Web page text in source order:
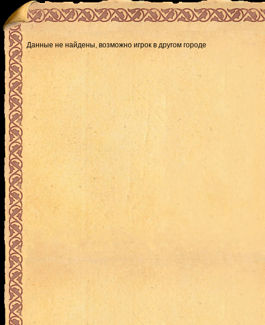
Данные не найдены, возможно игрок в другом городе